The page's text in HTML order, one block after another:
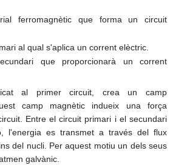
ferromagnètic que forma un circuit
al qual s'aplica un corrent elèctric.
que proporcionarà un corrent
al primer circuit, crea un camp
camp magnètic indueix una força
Entre el circuit primari i el secundari
l'energia es transmet a través del flux
del nucli. Per aquest motiu un dels seus
galvànic